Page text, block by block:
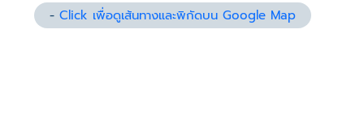
-Click เพื่อดูเส้นทางและพิกัดบน Google Map